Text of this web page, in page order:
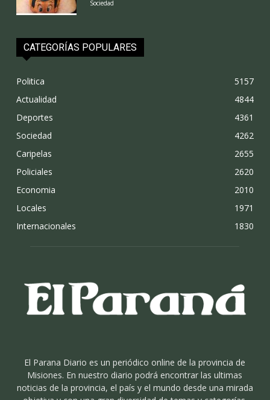
Sociedad
CATEGORÍAS POPULARES
Politica
5157
Actualidad
4844
Deportes
4361
Sociedad
4262
Caripelas
2655
Policiales
2620
Economia
2010
Locales
1971
Internacionales
1830
El Parana Diario es un periódico online de la provincia de
Misiones. En nuestro diario podrá encontrar las ultimas
noticias de la provincia, el país y el mundo desde una mirada